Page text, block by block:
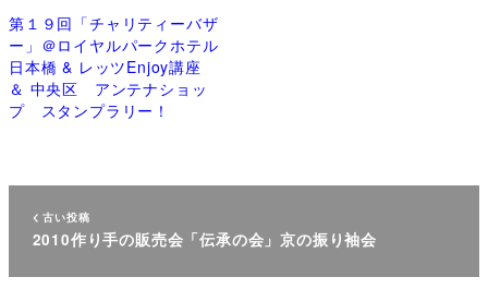
第１９回「チャリティーバザ
ー」＠ロイヤルパークホテル
日本橋 & レッツEnjoy講座
＆ 中央区 アンテナショッ
プ スタンプラリー！
古い投稿
2010作り手の販売会「伝承の会」京の振り袖会